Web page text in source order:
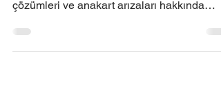
aygıt tanınmıyor hatasının nedenleri, sürücü
çözümleri ve anakart arızaları hakkında